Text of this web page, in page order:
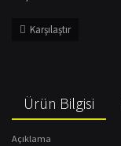
Karşılaştır
Ürün Bilgisi
Açıklama